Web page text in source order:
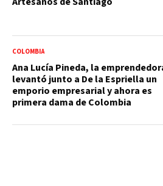
COLOMBIA
Ana Lucía Pineda, la
levantó junto a De la Espriella un
emporio empresarial y ahora es
primera dama de Colombia